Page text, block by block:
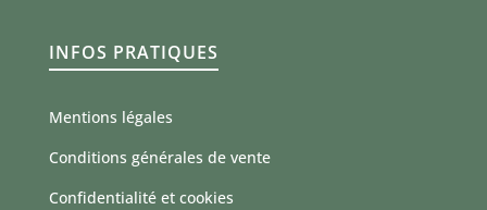
INFOS PRATIQUES
Mentions légales
Conditions générales de vente
Confidentialité et cookies